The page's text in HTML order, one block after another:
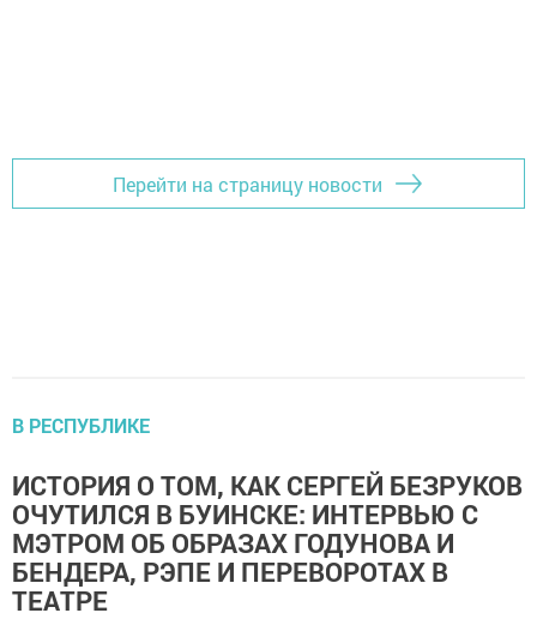
Перейти на страницу новости
В РЕСПУБЛИКЕ
ИСТОРИЯ О ТОМ, КАК СЕРГЕЙ БЕЗРУКОВ
ОЧУТИЛСЯ В БУИНСКЕ: ИНТЕРВЬЮ С
МЭТРОМ ОБ ОБРАЗАХ ГОДУНОВА И
БЕНДЕРА, РЭПЕ И ПЕРЕВОРОТАХ В
ТЕАТРЕ